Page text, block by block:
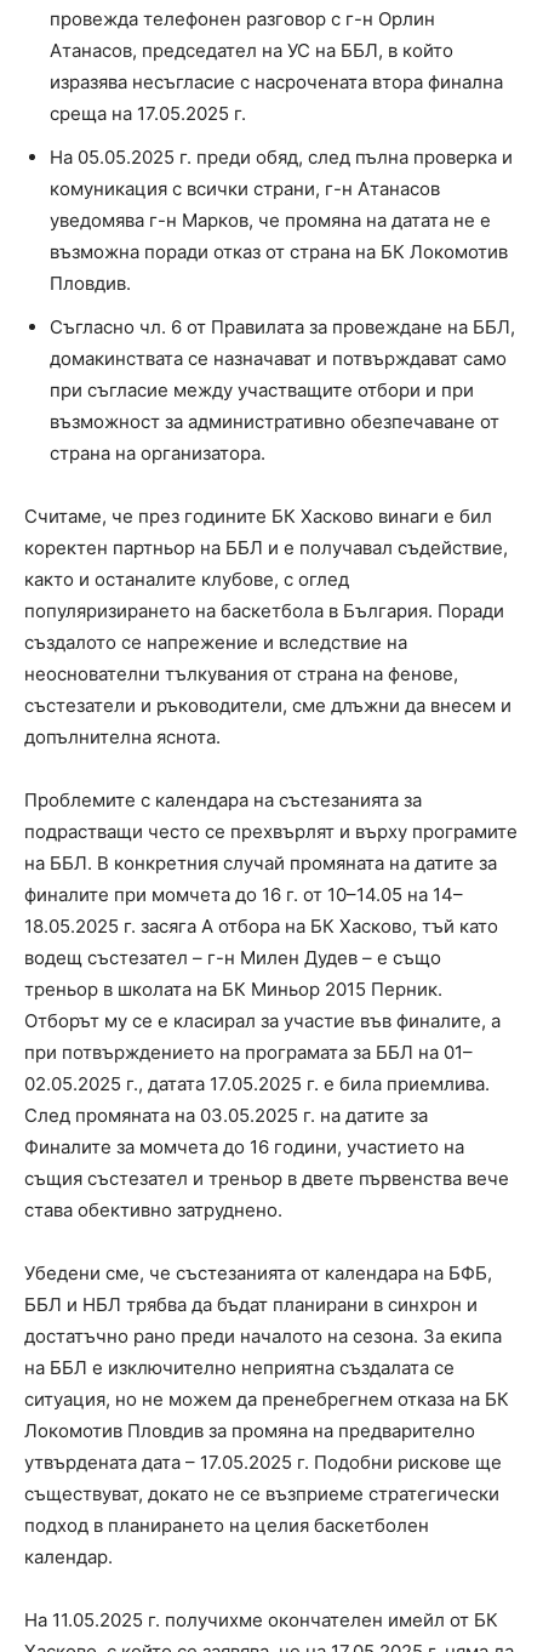
провежда телефонен разговор с г-н Орлин
Атанасов, председател на УС на ББЛ, в който
изразява несъгласие с насрочената втора финална
среща на 17.05.2025 г.
На 05.05.2025 г. преди обяд, след пълна проверка и
комуникация с всички страни, г-н Атанасов
уведомява г-н Марков, че промяна на датата не е
възможна поради отказ от страна на БК Локомотив
Пловдив.
Съгласно чл. 6 от Правилата за провеждане на ББЛ,
домакинствата се назначават и потвърждават само
при съгласие между участващите отбори и при
възможност за административно обезпечаване от
страна на организатора.
Считаме, че през годините БК Хасково винаги е бил
коректен партньор на ББЛ и е получавал съдействие,
както и останалите клубове, с оглед
популяризирането на баскетбола в България. Поради
създалото се напрежение и вследствие на
неоснователни тълкувания от страна на фенове,
състезатели и ръководители, сме длъжни да внесем и
допълнителна яснота.
Проблемите с календара на състезанията за
подрастващи често се прехвърлят и върху програмите
на ББЛ. В конкретния случай промяната на датите за
финалите при момчета до 16 г. от 10–14.05 на 14–
18.05.2025 г. засяга А отбора на БК Хасково, тъй като
водещ състезател – г-н Милен Дудев – е също
треньор в школата на БК Миньор 2015 Перник.
Отборът му се е класирал за участие във финалите, а
при потвърждението на програмата за ББЛ на 01–
02.05.2025 г., датата 17.05.2025 г. е била приемлива.
След промяната на 03.05.2025 г. на датите за
Финалите за момчета до 16 години, участието на
същия състезател и треньор в двете първенства вече
става обективно затруднено.
Убедени сме, че състезанията от календара на БФБ,
ББЛ и НБЛ трябва да бъдат планирани в синхрон и
достатъчно рано преди началото на сезона. За екипа
на ББЛ е изключително неприятна създалата се
ситуация, но не можем да пренебрегнем отказа на БК
Локомотив Пловдив за промяна на предварително
утвърдената дата – 17.05.2025 г. Подобни рискове ще
съществуват, докато не се възприеме стратегически
подход в планирането на целия баскетболен
календар.
На 11.05.2025 г. получихме окончателен имейл от БК